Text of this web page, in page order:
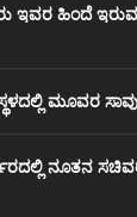
ಇವರ ಹಿಂದೆ ಇರುವ
ಮೂವರ ಸಾವು
ನೂತನ